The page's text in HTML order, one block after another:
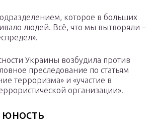
которое в больших
людей. Всё, что мы вытворяли –
Украины возбудила против
преследование по статьям
терроризма» и «участие в
организации».